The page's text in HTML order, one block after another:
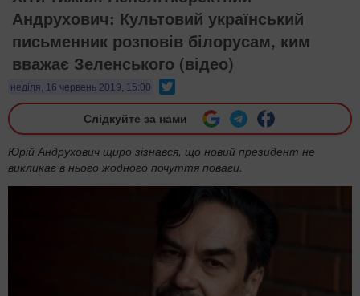
Андрухович: Культовий український
письменник розповів білорусам, ким
вважає Зеленського (відео)
неділя, 16 червень 2019, 15:00
Слідкуйте за нами
Юрій Андрухович щиро зізнався, що новий президент не
викликає в нього жодного почуття поваги.